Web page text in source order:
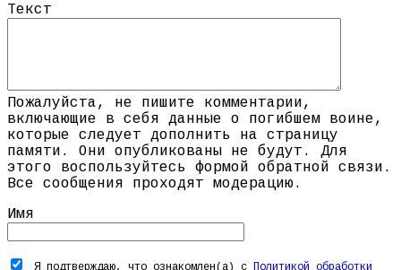
Текст
Пожалуйста, не пишите комментарии,
включающие в себя данные о погибшем воине,
которые следует дополнить на страницу
памяти. Они опубликованы не будут. Для
этого воспользуйтесь формой обратной связи.
Все сообщения проходят модерацию.
Имя
Я подтверждаю, что ознакомлен(а) с
Политикой обработки